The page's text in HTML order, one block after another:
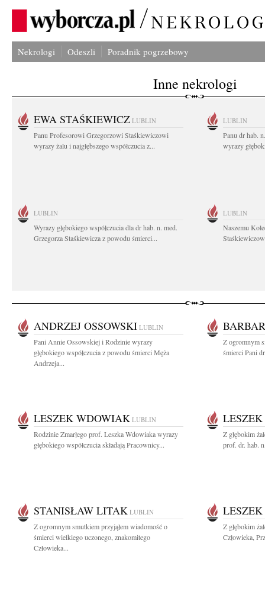
Nekrologi Odeszli Poradnik pogrzebowy
Inne nekrologi
EWA STAŚKIEWICZ LUBLIN
Panu Profesorowi Grzegorzowi Staśkiewiczowi
wyrazy żalu i najgłębszego współczucia z...
LUBLIN
Panu dr hab.
wyrazy
LUBLIN
Wyrazy głębokiego współczucia dla dr hab. n. med.
Grzegorza Staśkiewicza z powodu śmierci...
LUBLIN
Naszemu
ANDRZEJ OSSOWSKI LUBLIN
Pani Annie Ossowskiej i Rodzinie wyrazy
głębokiego współczucia z powodu śmierci Męża
Andrzeja...
Z ogromnym
śmierci Pani
LESZEK WDOWIAK LUBLIN
Rodzinie Zmarłego prof. Leszka Wdowiaka wyrazy
głębokiego współczucia składają Pracownicy...
Z głębokim
prof. dr. hab.
STANISŁAW LITAK LUBLIN
Z ogromnym smutkiem przyjąłem wiadomość o
śmierci wielkiego uczonego, znakomitego
Człowieka...
Z głębokim
Człowieka,